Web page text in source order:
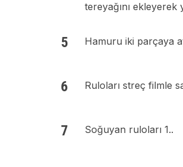
tereyağını ekleyerek
Hamuru iki parçaya
Ruloları streç filmle
Soğuyan ruloları 1..